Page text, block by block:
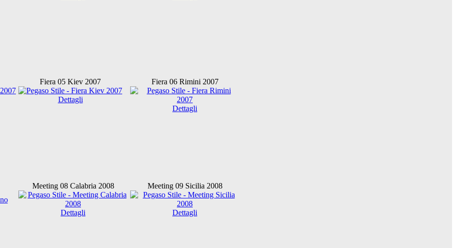
Fiera 05 Kiev 2007
Dettagli
Fiera 06 Rimini 2007
Dettagli
Meeting 08 Calabria 2008
Dettagli
Meeting 09 Sicilia 2008
Dettagli